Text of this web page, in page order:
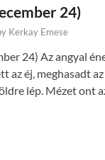
24)
Kerkay Emese
24) Az angyal
az éj, meghasadt
lép. Mézet ont